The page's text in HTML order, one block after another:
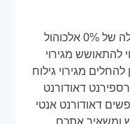
דאב ניחוח קלאסי נקי ועדין, פורמולה של 0% אלכוהול
להתאושש מגירוי
מגירוי גילוח
דאודורנט
דאודורנט אנטי